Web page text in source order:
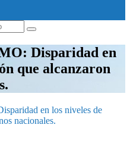
Disparidad en
que alcanzaron
en los niveles de
nacionales.